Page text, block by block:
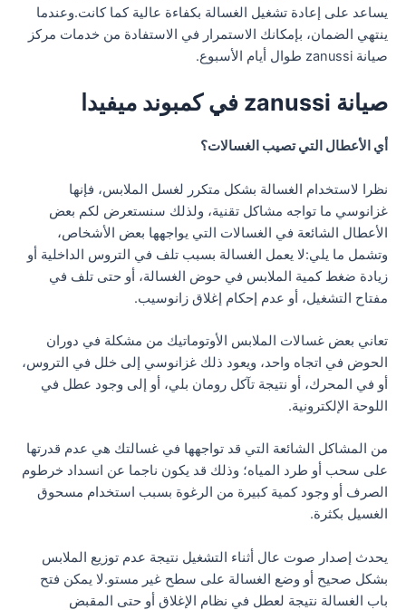
يساعد على إعادة تشغيل الغسالة بكفاءة عالية كما كانت.وعندما
ينتهي الضمان، بإمكانك الاستمرار في الاستفادة من خدمات مركز
صيانة zanussi طوال أيام الأسبوع.
صيانة zanussi في كمبوند ميفيدا
أي الأعطال التي تصيب الغسالات؟
نظرا لاستخدام الغسالة بشكل متكرر لغسل الملابس، فإنها
غزانوسي ما تواجه مشاكل تقنية، ولذلك سنستعرض لكم بعض
الأعطال الشائعة في الغسالات التي يواجهها بعض الأشخاص،
وتشمل ما يلي:لا يعمل الغسالة بسبب تلف في التروس الداخلية أو
زيادة ضغط كمية الملابس في حوض الغسالة، أو حتى تلف في
مفتاح التشغيل، أو عدم إحكام إغلاق زانوسيب.
تعاني بعض غسالات الملابس الأوتوماتيك من مشكلة في دوران
الحوض في اتجاه واحد، ويعود ذلك غزانوسي إلى خلل في التروس،
أو في المحرك، أو نتيجة تآكل رومان بلي، أو إلى وجود عطل في
اللوحة الإلكترونية.
من المشاكل الشائعة التي قد تواجهها في غسالتك هي عدم قدرتها
على سحب أو طرد المياه؛ وذلك قد يكون ناجما عن انسداد خرطوم
الصرف أو وجود كمية كبيرة من الرغوة بسبب استخدام مسحوق
الغسيل بكثرة.
يحدث إصدار صوت عال أثناء التشغيل نتيجة عدم توزيع الملابس
بشكل صحيح أو وضع الغسالة على سطح غير مستو.لا يمكن فتح
باب الغسالة نتيجة لعطل في نظام الإغلاق أو حتى المقبض